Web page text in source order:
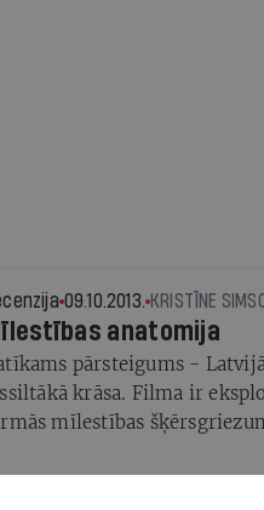
09.10.2013. KRISTĪNE
anatomija
pārsteigums -
krāsa. Filma ir
mīlestības
Kristīne Giluce